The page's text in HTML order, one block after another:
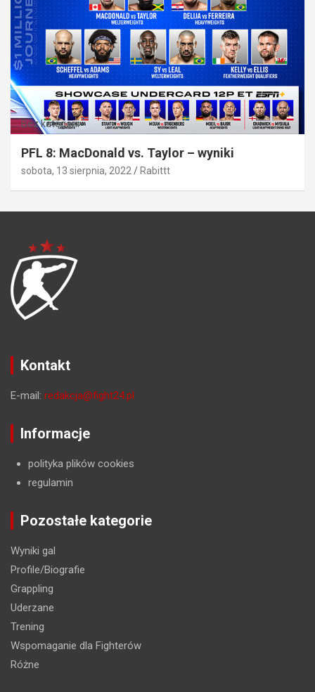
Bez kategorii
PFL 8: MacDonald vs. Taylor – wyniki
sobota, 13 sierpnia, 2022 Rabittt
Kontakt
E-mail: redakcja@fight24.pl
Informacje
polityka plików cookies
regulamin
Pozostałe kategorie
Wyniki gal
Profile/Biografie
Grappling
Uderzane
Trening
Wspomaganie dla Fighterów
Różne